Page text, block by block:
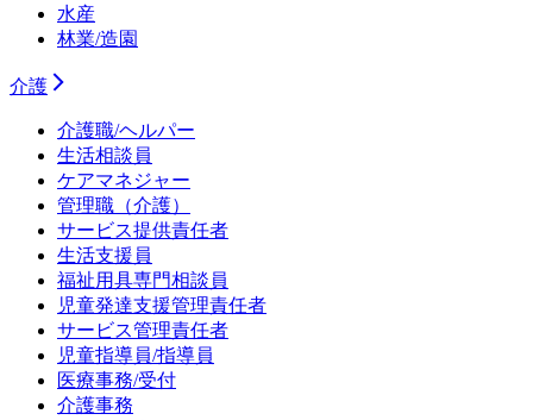
水産
林業/造園
介護
介護職/ヘルパー
生活相談員
ケアマネジャー
管理職（介護）
サービス提供責任者
生活支援員
福祉用具専門相談員
児童発達支援管理責任者
サービス管理責任者
児童指導員/指導員
医療事務/受付
介護事務